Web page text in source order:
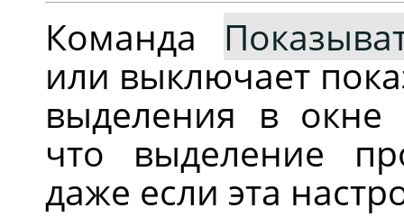
Команда
или выключает
выделения в окне
что выделение
даже если эта